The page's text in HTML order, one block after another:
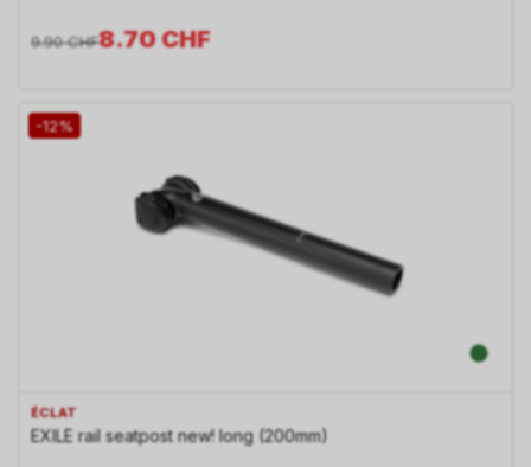
8.70CHF
9.90 CHF
-12%
ÉCLAT
EXILE rail seatpost new! long (200mm)